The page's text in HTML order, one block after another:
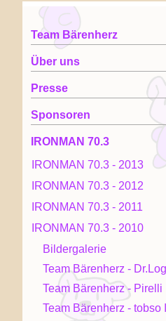
Team Bärenherz
Über uns
Presse
Sponsoren
IRONMAN 70.3
IRONMAN 70.3 - 2013
IRONMAN 70.3 - 2012
IRONMAN 70.3 - 2011
IRONMAN 70.3 - 2010
Bildergalerie
Team Bärenherz -
Team Bärenherz - Pirelli
Team Bärenherz - tobso